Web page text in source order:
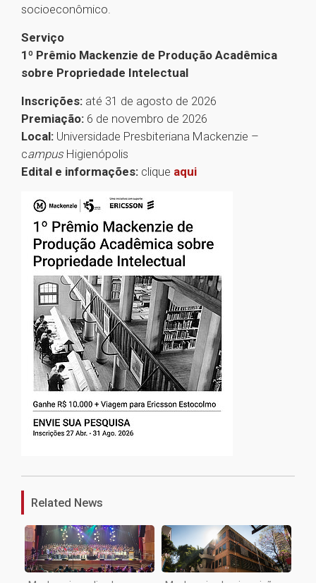
socioeconômico.
Serviço
1º Prêmio Mackenzie de Produção Acadêmica
sobre Propriedade Intelectual
Inscrições: até 31 de agosto de 2026
Premiação: 6 de novembro de 2026
Local: Universidade Presbiteriana Mackenzie –
campus Higienópolis
Edital e informações: clique aqui
Related News